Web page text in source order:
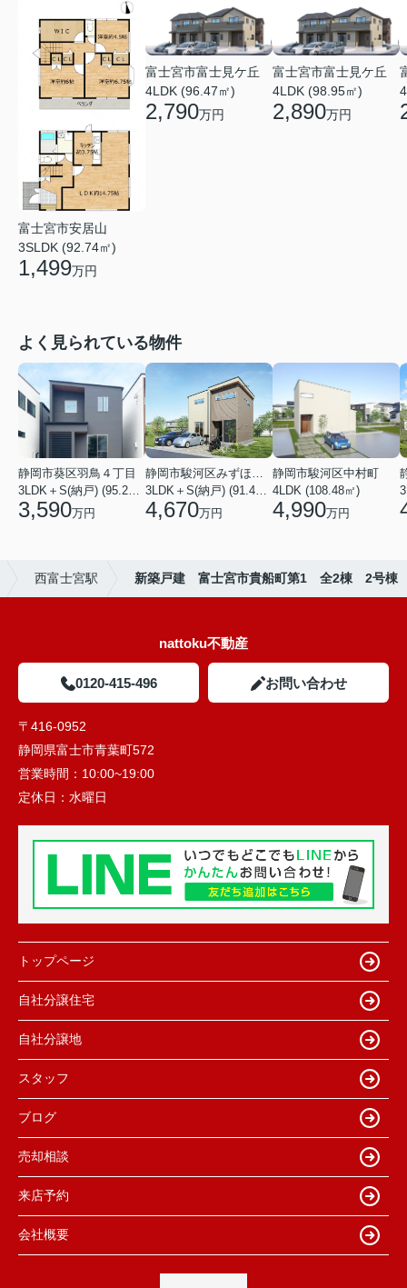
富士宮市安居山
3SLDK (92.74㎡)
1,499万円
富士宮市富士見ケ丘
4LDK (96.47㎡)
2,790万円
富士宮市富士見ケ丘
4LDK (98.95㎡)
2,890万円
よく見られている物件
静岡市葵区羽鳥４丁目
3LDK＋S(納戸) (95.22㎡)
3,590万円
静岡市駿河区みずほ２丁目
3LDK＋S(納戸) (91.49㎡)
4,670万円
静岡市駿河区中村町
4LDK (108.48㎡)
4,990万円
西富士宮駅 新築戸建 富士宮市貴船町第1 全2棟 2号棟
nattoku不動産
0120-415-496 お問い合わせ
〒416-0952
静岡県富士市青葉町572
営業時間： 10:00~19:00
定休日： 水曜日
トップページ
自社分譲住宅
自社分譲地
スタッフ
ブログ
売却相談
来店予約
会社概要